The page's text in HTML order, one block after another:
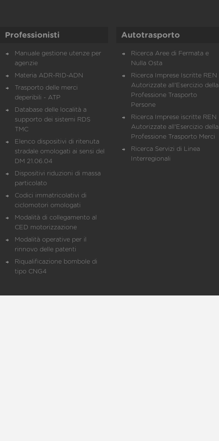
Professionisti
Manuale gestione utenze per
agenzie
Materia ADR-RID-ADN
Trasporto delle merci
deperibili - ATP
Database delle località a
supporto dei sistemi RDS
TMC
Elenco dispositivi di ritenuta
stradale omologati ai sensi del
DM 21.06.04
Dispositivi riduzioni di massa
particolato
Codici immatricolativi di
ciclomotori omologati
Modalità di collegamento al
CED motorizzazione
Modalità operative per il
rinnovo delle patenti
Riqualificazione bombole di
tipo CNG4
Autotrasporto
Ricerca Aree di Fermata e
Nulla Osta
Ricerca Imprese Iscritte REN
Autorizzate all'Esercizio della
Professione Trasporto
Persone
Ricerca Imprese iscritte REN
Autorizzate all'Esercizio della
Professione Trasporto Merci
Ricerca Servizi di Linea
Interregionali